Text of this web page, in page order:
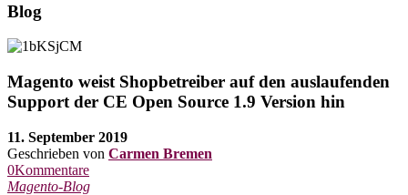
Blog
Magento weist Shopbetreiber auf den auslaufenden
Support der CE Open Source 1.9 Version hin
11. September 2019
Geschrieben von Carmen Bremen
0Kommentare
Magento-Blog